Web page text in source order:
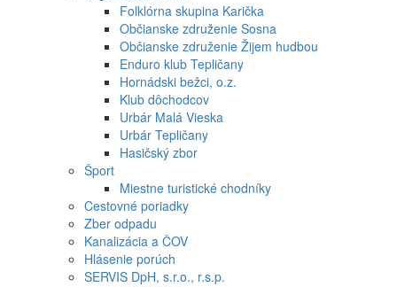
Folklórna skupina Karička
Občianske združenie Sosna
Občianske združenie Žijem hudbou
Enduro klub Tepličany
Hornádski bežci, o.z.
Klub dôchodcov
Urbár Malá Vieska
Urbár Tepličany
Hasičský zbor
Šport
Miestne turistické chodníky
Cestovné poriadky
Zber odpadu
Kanalizácia a ČOV
Hlásenie porúch
SERVIS DpH, s.r.o., r.s.p.